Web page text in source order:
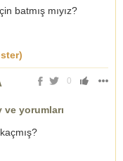
batmış mıyız?
0
ve yorumları